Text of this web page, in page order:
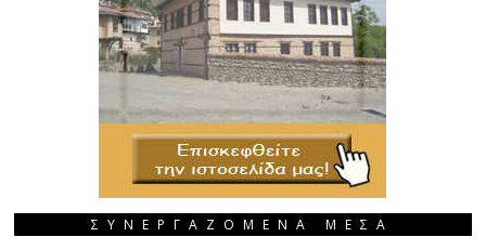
ΣΥΝΕΡΓΑΖΟΜΕΝΑ ΜΕΣΑ